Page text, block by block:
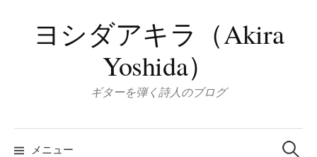
ヨシダアキラ（Akira
Yoshida）
ギターを弾く詩人のブログ
メニュー
検
索: